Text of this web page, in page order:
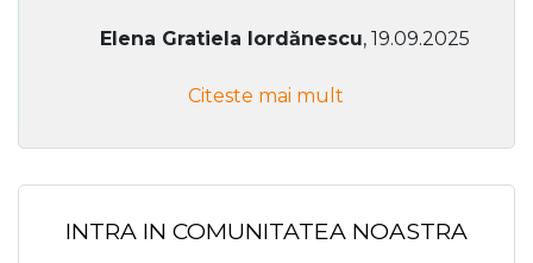
Elena Gratiela Iordănescu, 19.09.2025
Citeste mai mult
INTRA IN COMUNITATEA NOASTRA